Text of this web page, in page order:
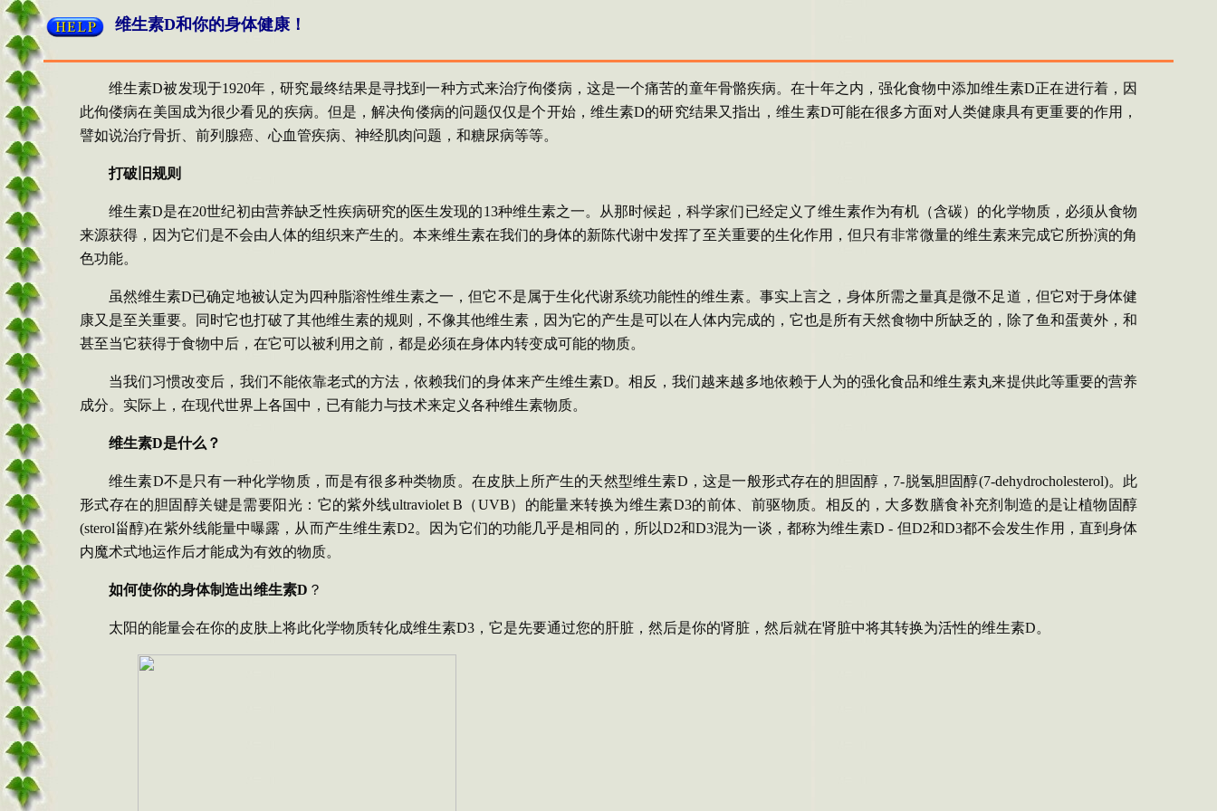
维生素D和你的身体健康！
维生素D被发现于1920年，研究最终结果是寻找到一种方式来治疗佝偻病，这是一个痛苦的童年骨骼疾病。在十年之内，强化食物中添加维生素D正在进行着，因
此佝偻病在美国成为很少看见的疾病。但是，解决佝偻病的问题仅仅是个开始，维生素D的研究结果又指出，维生素D可能在很多方面对人类健康具有更重要的作用，
譬如说治疗骨折、前列腺癌、心血管疾病、神经肌肉问题，和糖尿病等等。
打破旧规则
维生素D是在20世纪初由营养缺乏性疾病研究的医生发现的13种维生素之一。从那时候起，科学家们已经定义了维生素作为有机（含碳）的化学物质，必须从食物
来源获得，因为它们是不会由人体的组织来产生的。本来维生素在我们的身体的新陈代谢中发挥了至关重要的生化作用，但只有非常微量的维生素来完成它所扮演的角
色功能。
虽然维生素D已确定地被认定为四种脂溶性维生素之一，但它不是属于生化代谢系统功能性的维生素。事实上言之，身体所需之量真是微不足道，但它对于身体健
康又是至关重要。同时它也打破了其他维生素的规则，不像其他维生素，因为它的产生是可以在人体内完成的，它也是所有天然食物中所缺乏的，除了鱼和蛋黄外，和
甚至当它获得于食物中后，在它可以被利用之前，都是必须在身体内转变成可能的物质。
当我们习惯改变后，我们不能依靠老式的方法，依赖我们的身体来产生维生素D。相反，我们越来越多地依赖于人为的强化食品和维生素丸来提供此等重要的营养
成分。实际上，在现代世界上各国中，已有能力与技术来定义各种维生素物质。
维生素D是什么？
维生素D不是只有一种化学物质，而是有很多种类物质。在皮肤上所产生的天然型维生素D ，这是一般形式存在的胆固醇， 7-脱氢胆固醇(7-dehydrocholesterol)。此
形式存在的胆固醇关键是需要阳光：它的紫外线ultravioletB （UVB）的能量来转换为维生素D3的前体、前驱物质。相反的，大多数膳食补充剂制造的是让植物 固醇
(sterol甾醇)在紫外线能量中曝露，从而产生维生素D2。因为它们的功能几乎是相同的，所以D2和D3混为一谈，都称为维生素D - 但D2和D3都不会发生作用，直到身体
内魔术式地运作后才能成为有效的物质。
如何使你的身体制造出维生素D ？
太阳的能量会在你的皮肤上将此化学物质转化成维生素D3 ，它是先要通过您的肝脏，然后是你的肾脏，然后就在肾脏中将其转换为活性的维生素D。